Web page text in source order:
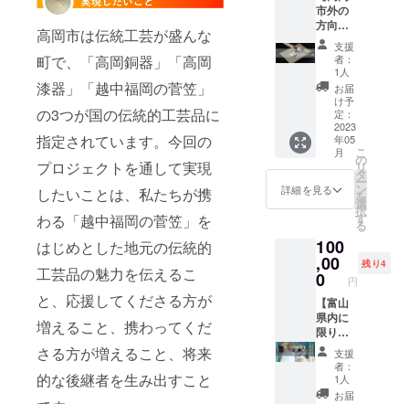
高岡市は伝統工芸が盛んな
町で、「高岡銅器」「高岡
漆器」「越中福岡の菅笠」
の3つが国の伝統的工芸品に
指定されています。今回の
プロジェクトを通して実現
したいことは、私たちが携
わる「越中福岡の菅笠」を
はじめとした地元の伝統的
工芸品の魅力を伝えるこ
と、応援してくださる方が
増えること、携わってくだ
さる方が増えること、将来
的な後継者を生み出すこと
指定の
サイズ
での作
成にな
ります
ので、
ご了承
くださ
い。 出
張イベ
ントの
際は必
させて
いただ
す。 ※
文字の
ほか、
ロゴ等
の掲載
も可能
です。
(公序良
俗に反
するデ
ザイン
や文
靴・軍
手必須
※体験場
所まで
はご自
身でお
越しく
ださ
い。交
通費は
い。 ※
寄附受
収書）
発行の
ため、
「苗字
と名前
（例：
田中太
郎）」
と「住
所」を
備考欄
さい。
※寄附受
領証明
書（領
収書）
発行の
ため、
「苗字
と名前
（例：
田中太
と「住
所」を
入をお
願いし
ます。
丈70
身幅
52 肩
幅47
袖丈20
L 身丈
74 身
幅55
肩幅
50 袖
丈22
LL 身
丈78
袖丈24
※寄附受
領証明
収書）
発行の
ため、
「苗字
と名前
（例：
田中太
度)1名
招待 日
程：
2023年
5～6月
開催予
定 1か
月前に
頂いた
メール
アドレ
スにご
案内を
メール
への返
信でご
予約く
ださ
い。 場
所：高
岡市勝
木原(詳
細な情
報は予
市外の
方向
け】 ※
高岡市
内の方
が支援
された
場合、
お品は
送付さ
れませ
ん 「菅
布」(す
がぶ)ラ
ト1枚
(サイ
ズ 約
30×45c
m)をお
送りし
ます。
ひとつ
ひとつ
手織り
で製作
支援
者：
1人
お届
け予
定：
2023
年05
月
詳細を見る
こ
の
リ
タ
ー
ン
を
選
択
す
る
100
,00
0 円
残り4
【富山
県内に
限りま
す】 中
山・安
藤が直
接お礼
支援
者：
1人
お届